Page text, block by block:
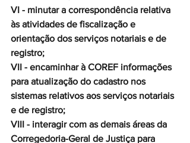
VI - minutar a correspondência relativa
às atividades de fiscalização e
orientação dos serviços notariais e de
registro;
VII - encaminhar à COREF informações
para atualização do cadastro nos
sistemas relativos aos serviços notariais
e de registro;
VIII - interagir com as demais áreas da
Corregedoria-Geral de Justiça para